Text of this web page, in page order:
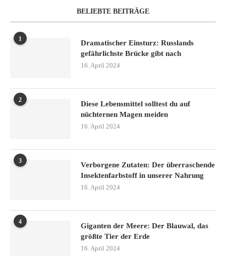
BELIEBTE BEITRÄGE
1
Dramatischer Einsturz: Russlands
gefährlichste Brücke gibt nach
16. April 2024
2
Diese Lebensmittel solltest du auf
nüchternen Magen meiden
16. April 2024
3
Verborgene Zutaten: Der überraschende
Insektenfarbstoff in unserer Nahrung
16. April 2024
4
Giganten der Meere: Der Blauwal, das
größte Tier der Erde
16. April 2024